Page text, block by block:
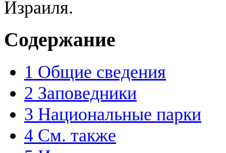
Израиля.
Содержание
1 Общие сведения
2 Заповедники
3 Национальные парки
4 См. также